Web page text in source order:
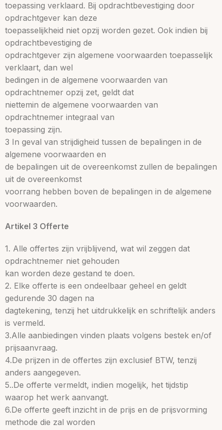
toepassing verklaard. Bij opdrachtbevestiging door
opdrachtgever kan deze
toepasselijkheid niet opzij worden gezet. Ook indien bij
opdrachtbevestiging de
opdrachtgever zijn algemene voorwaarden toepasselijk
verklaart, dan wel
bedingen in de algemene voorwaarden van
opdrachtnemer opzij zet, geldt dat
niettemin de algemene voorwaarden van
opdrachtnemer integraal van
toepassing zijn.
3 In geval van strijdigheid tussen de bepalingen in de
algemene voorwaarden en
de bepalingen uit de overeenkomst zullen de bepalingen
uit de overeenkomst
voorrang hebben boven de bepalingen in de algemene
voorwaarden.
Artikel 3 Offerte
1. Alle offertes zijn vrijblijvend, wat wil zeggen dat
opdrachtnemer niet gehouden
kan worden deze gestand te doen.
2. Elke offerte is een ondeelbaar geheel en geldt
gedurende 30 dagen na
dagtekening, tenzij het uitdrukkelijk en schriftelijk anders
is vermeld.
3.Alle aanbiedingen vinden plaats volgens bestek en/of
prijsaanvraag.
4.De prijzen in de offertes zijn exclusief BTW, tenzij
anders aangegeven.
5..De offerte vermeldt, indien mogelijk, het tijdstip
waarop het werk aanvangt.
6.De offerte geeft inzicht in de prijs en de prijsvorming
methode die zal worden